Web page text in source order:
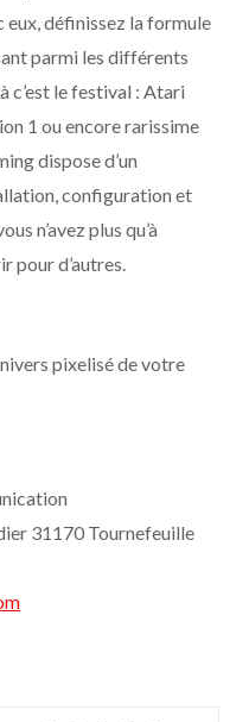
eux, définissez la formule
parmi les différents
c’est le festival : Atari
1 ou encore rarissime
dispose d’un
configuration et
n’avez plus qu’à
pour d’autres.
pixelisé de votre
31170 Tournefeuille